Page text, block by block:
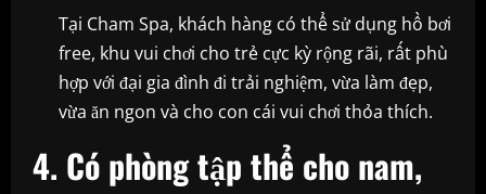
Tại Cham Spa, khách hàng có thể sử dụng hồ bơi
free, khu vui chơi cho trẻ cực kỳ rộng rãi, rất phù
hợp với đại gia đình đi trải nghiệm, vừa làm đẹp,
vừa ăn ngon và cho con cái vui chơi thỏa thích.
4. Có phòng tập thể cho nam,